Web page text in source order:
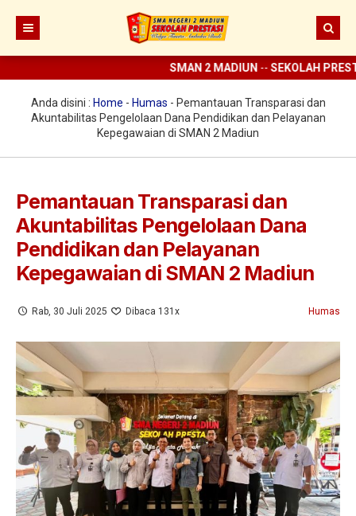
Berita
Profil
Visi Misi SMAN 2 Madiun
Struktur Organisasi
Sarana dan Prasarana
Ekstrakurikuler
Pramuka
SCC
KIR
UKS
Koperasi
Jurnalistik
Teather
Digital Sekolah
ELITE
E-learning
Perpus Digital
Aplikasi KBM
Guru dan Karyawan
SMAN 2 MADIUN-- SEKOLAH
Anda disini : Home - Humas - Pemantauan Transparasi dan
Akuntabilitas Pengelolaan Dana Pendidikan dan Pelayanan
Kepegawaian di SMAN 2 Madiun
Pemantauan Transparasi dan
Akuntabilitas Pengelolaan Dana
Pendidikan dan Pelayanan
Kepegawaian di SMAN 2 Madiun
Rab, 30 Juli 2025 Dibaca 131x Humas